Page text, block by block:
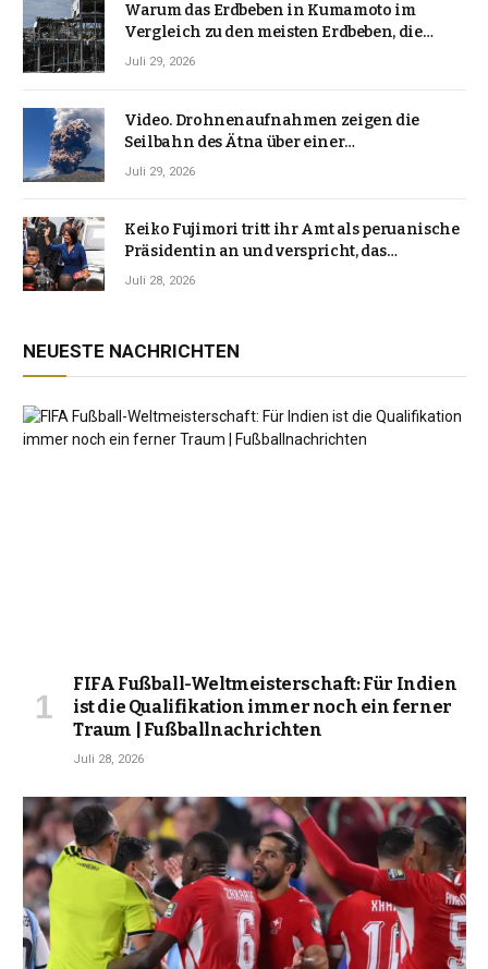
Warum das Erdbeben in Kumamoto im
Vergleich zu den meisten Erdbeben, die
Japan erschütterten, ungewöhnlich ist
Juli 29, 2026
Video. Drohnenaufnahmen zeigen die
Seilbahn des Ätna über einer
Vulkanlandschaft
Juli 29, 2026
Keiko Fujimori tritt ihr Amt als peruanische
Präsidentin an und verspricht, das
Jahrzehnt der Instabilität zu beenden
Juli 28, 2026
NEUESTE NACHRICHTEN
FIFA Fußball-Weltmeisterschaft: Für Indien
ist die Qualifikation immer noch ein ferner
Traum | Fußballnachrichten
Juli 28, 2026